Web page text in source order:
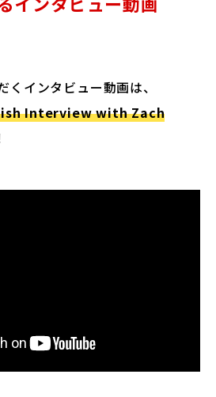
インタビュー動画は、
Interview with Zach